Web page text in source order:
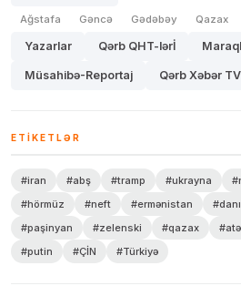
Ağstafa Gəncə Gədəbəy Qazax
Yazarlar Qərb QHT-lərİ
Müsahibə-Reportaj Qərb Xəbər TV
ETIKETLƏR
#iran #abş #tramp #ukrayna
#hörmüz
#neft #ermənistan
#paşinyan
#zelenski #qazax
#putin
#ÇİN #Türkiyə